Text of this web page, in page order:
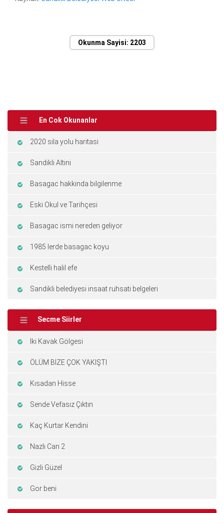
Okunma Sayisi: 2203
En Cok Okunanlar
2020 sila yolu haritasi
Sandikli Altini
Basagac hakkinda bilgilenme
Eski Okul ve Tarihçesi
Basagac ismi nereden geliyor
1985 lerde basagac koyu
Kestelli halil efe
Sandikli belediyesi insaat ruhsati belgeleri
Secme Siirler
Iki Kavak Gölgesi
ÖLÜM BİZE ÇOK YAKIŞTI
Kısadan Hisse
Sende Vefasız Çıktın
Kaç Kurtar Kendini
Nazlı Can 2
Gizli Güzel
Gor beni